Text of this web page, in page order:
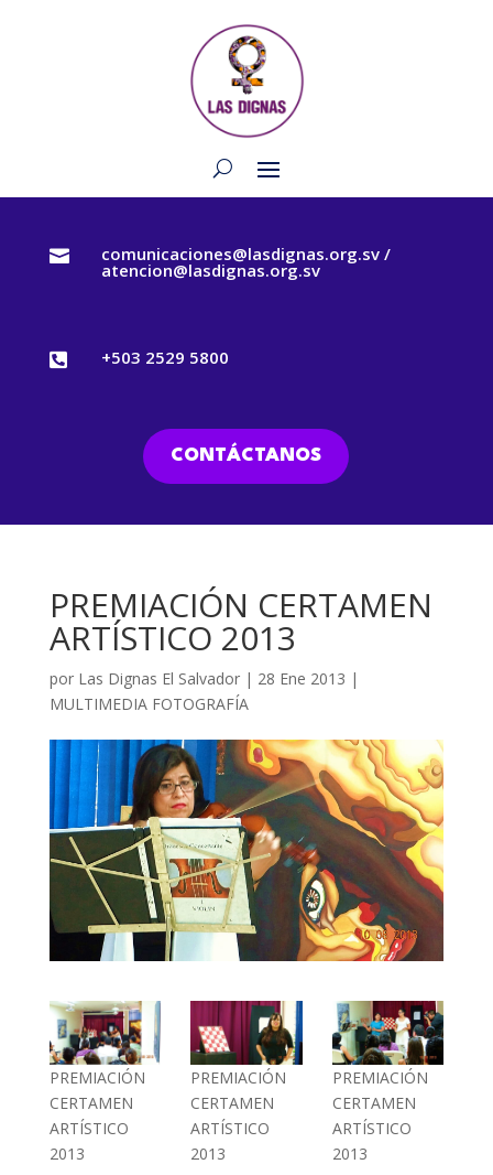
 comunicaciones@lasdignas.org.sv /
atencion@lasdignas.org.sv
 +503 2529 5800
CONTÁCTANOS
PREMIACIÓN CERTAMEN
ARTÍSTICO 2013
por Las Dignas El Salvador| 28 Ene 2013 |
MULTIMEDIA FOTOGRAFÍA
PREMIACIÓN
CERTAMEN
ARTÍSTICO
2013
PREMIACIÓN
CERTAMEN
ARTÍSTICO
2013
PREMIACIÓN
CERTAMEN
ARTÍSTICO
2013